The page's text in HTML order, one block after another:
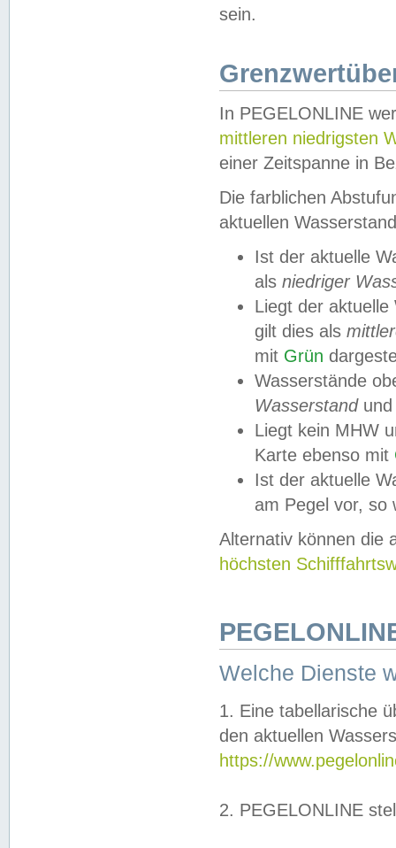
sein.
In PEGELONLINE
mittleren niedrigsten
einer Zeitspanne in
Die farblichen
aktuellen
Ist der aktuelle
als niedriger
Liegt der
gilt dies als
mit Grün
Wasserstände
Wasserstandund
Liegt kein MHW
Karte ebenso mit
Ist der aktuelle
am Pegel vor,
Alternativ können die
höchsten
Welche Dienste
1. Eine tabellarische
den aktuellen
https://
2. PEGELONLINE